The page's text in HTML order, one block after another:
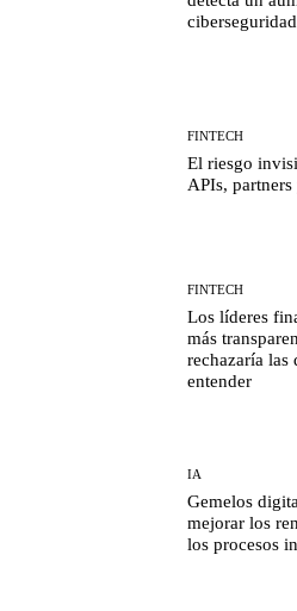
ciberseguridad
FINTECH
El riesgo
APIs,
FINTECH
Los líderes
más
rechazaría las
entender
IA
Gemelos
mejorar los
los procesos